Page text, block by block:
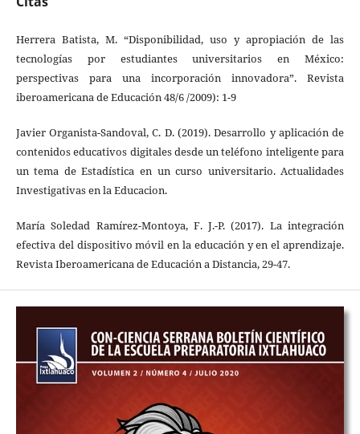
Herrera Batista, M. “Disponibilidad, uso y apropiación de las
tecnologías por estudiantes universitarios en México:
perspectivas para una incorporación innovadora”. Revista
iberoamericana de Educación 48/6 /2009): 1-9
Javier Organista-Sandoval, C. D. (2019). Desarrollo y aplicación de
contenidos educativos digitales desde un teléfono inteligente para
un tema de Estadística en un curso universitario. Actualidades
Investigativas en la Educacion.
María Soledad Ramírez-Montoya, F. J.-P. (2017). La integración
efectiva del dispositivo móvil en la educación y en el aprendizaje.
Revista Iberoamericana de Educación a Distancia, 29-47.